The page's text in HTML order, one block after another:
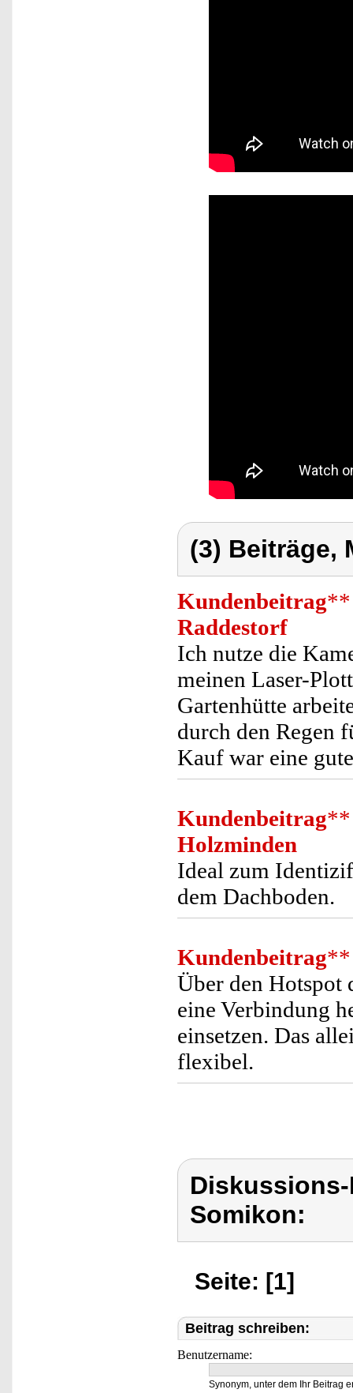
(3) Beiträge,
Kundenbeitrag**
Raddestorf
Ich nutze die
meinen Laser-
Gartenhütte
durch den Regen
Kauf war eine
Kundenbeitrag**
Holzminden
Ideal zum
dem Dachboden.
Kundenbeitrag**
Über den Hotspot
eine Verbindung
einsetzen. Das
flexibel.
Somikon:
Seite: [1]
Beitrag schreiben:
Benutzername:
Synonym, unter dem Ihr Beitrag